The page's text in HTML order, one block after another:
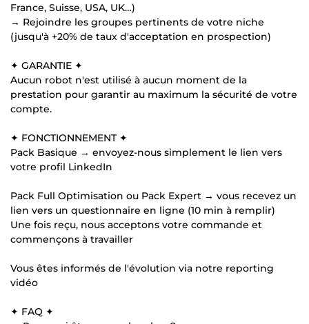
France, Suisse, USA, UK…)
→ Rejoindre les groupes pertinents de votre niche
(jusqu'à +20% de taux d'acceptation en prospection)
✦ GARANTIE ✦
Aucun robot n'est utilisé à aucun moment de la
prestation pour garantir au maximum la sécurité de votre
compte.
✦ FONCTIONNEMENT ✦
Pack Basique → envoyez-nous simplement le lien vers
votre profil LinkedIn
Pack Full Optimisation ou Pack Expert → vous recevez un
lien vers un questionnaire en ligne (10 min à remplir)
Une fois reçu, nous acceptons votre commande et
commençons à travailler
Vous êtes informés de l'évolution via notre reporting
vidéo
✦ FAQ ✦